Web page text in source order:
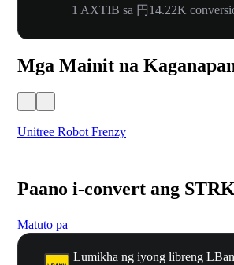
1 AXTIB sa 円14.22K
Mga Mainit na
Unitree Robot Frenzy
Paano i-convert ang
Matuto pa
Lumikha ng iyong libreng